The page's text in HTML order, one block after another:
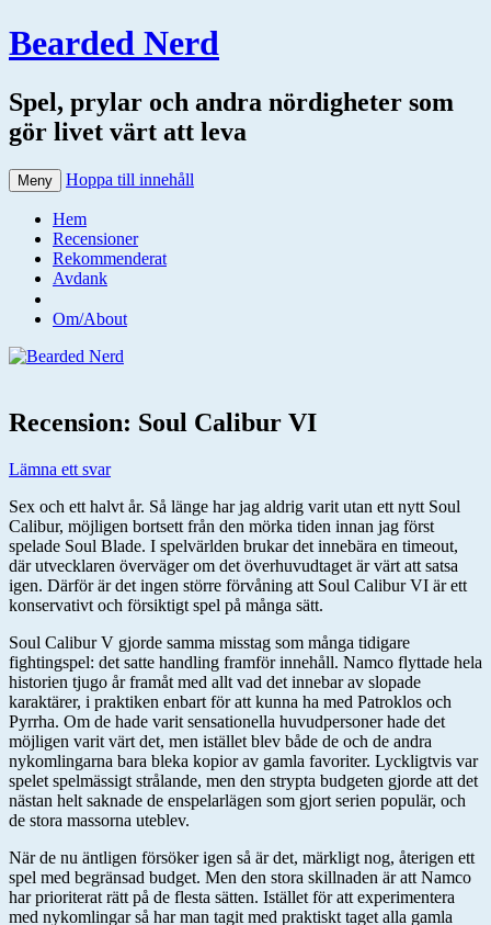
Bearded Nerd
Spel, prylar och andra nördigheter som
gör livet värt att leva
Meny Hoppa till innehåll
Hem
Recensioner
Rekommenderat
Avdank
Om/About
Recension: Soul Calibur VI
Lämna ett svar
Sex och ett halvt år. Så länge har jag aldrig varit utan ett nytt Soul
Calibur, möjligen bortsett från den mörka tiden innan jag först
spelade Soul Blade. I spelvärlden brukar det innebära en timeout,
där utvecklaren överväger om det överhuvudtaget är värt att satsa
igen. Därför är det ingen större förvåning att Soul Calibur VI är ett
konservativt och försiktigt spel på många sätt.
Soul Calibur V gjorde samma misstag som många tidigare
fightingspel: det satte handling framför innehåll. Namco flyttade hela
historien tjugo år framåt med allt vad det innebar av slopade
karaktärer, i praktiken enbart för att kunna ha med Patroklos och
Pyrrha. Om de hade varit sensationella huvudpersoner hade det
möjligen varit värt det, men istället blev både de och de andra
nykomlingarna bara bleka kopior av gamla favoriter. Lyckligtvis var
spelet spelmässigt strålande, men den strypta budgeten gjorde att det
nästan helt saknade de enspelarlägen som gjort serien populär, och
de stora massorna uteblev.
När de nu äntligen försöker igen så är det, märkligt nog, återigen ett
spel med begränsad budget. Men den stora skillnaden är att Namco
har prioriterat rätt på de flesta sätten. Istället för att experimentera
med nykomlingar så har man tagit med praktiskt taget alla gamla